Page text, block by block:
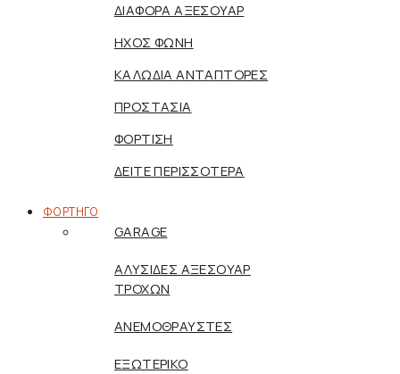
ΔΙΑΦΟΡΑ ΑΞΕΣΟΥΑΡ
ΗΧΟΣ ΦΩΝΗ
ΚΑΛΩΔΙΑ ΑΝΤΑΠΤΟΡΕΣ
ΠΡΟΣΤΑΣΙΑ
ΦΟΡΤΙΣΗ
ΔΕΙΤΕ ΠΕΡΙΣΣΟΤΕΡΑ
ΦΟΡΤΗΓΟ
GARAGE
ΑΛΥΣΙΔΕΣ ΑΞΕΣΟΥΑΡ
ΤΡΟΧΩΝ
ΑΝΕΜΟΘΡΑΥΣΤΕΣ
ΕΞΩΤΕΡΙΚΟ